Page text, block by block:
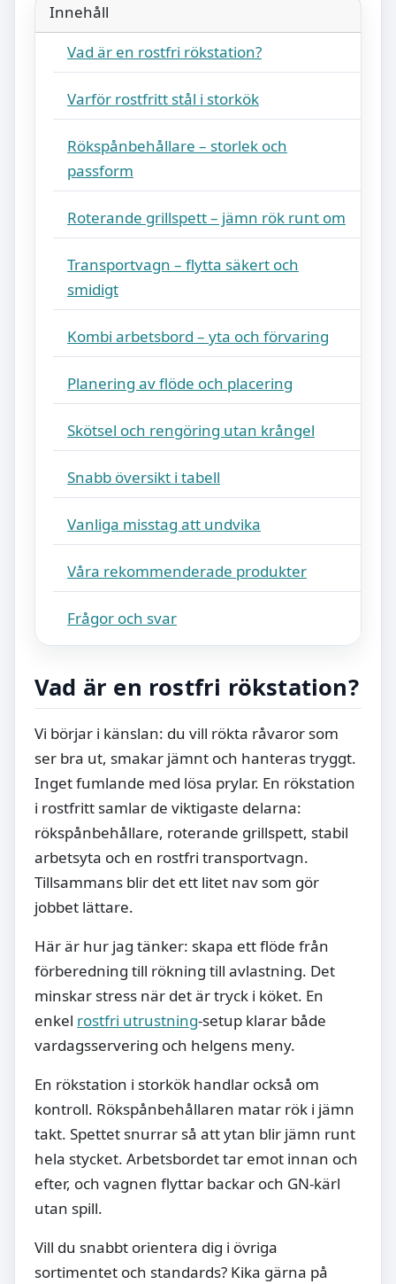
Innehåll
Vad är en rostfri rökstation?
Varför rostfritt stål i storkök
Rökspånbehållare – storlek och
passform
Roterande grillspett – jämn rök runt om
Transportvagn – flytta säkert och
smidigt
Kombi arbetsbord – yta och förvaring
Planering av flöde och placering
Skötsel och rengöring utan krångel
Snabb översikt i tabell
Vanliga misstag att undvika
Våra rekommenderade produkter
Frågor och svar
Vad är en rostfri rökstation?
Vi börjar i känslan: du vill rökta råvaror som
ser bra ut, smakar jämnt och hanteras tryggt.
Inget fumlande med lösa prylar. En rökstation
i rostfritt samlar de viktigaste delarna:
rökspånbehållare, roterande grillspett, stabil
arbetsyta och en rostfri transportvagn.
Tillsammans blir det ett litet nav som gör
jobbet lättare.
Här är hur jag tänker: skapa ett flöde från
förberedning till rökning till avlastning. Det
minskar stress när det är tryck i köket. En
enkel rostfri utrustning-setup klarar både
vardagsservering och helgens meny.
En rökstation i storkök handlar också om
kontroll. Rökspånbehållaren matar rök i jämn
takt. Spettet snurrar så att ytan blir jämn runt
hela stycket. Arbetsbordet tar emot innan och
efter, och vagnen flyttar backar och GN-kärl
utan spill.
Vill du snabbt orientera dig i övriga
sortimentet och standards? Kika gärna på